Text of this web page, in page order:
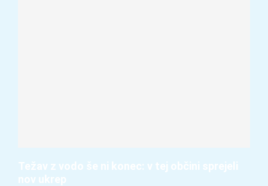
Težav z vodo še ni konec: v tej občini sprejeli
nov ukrep